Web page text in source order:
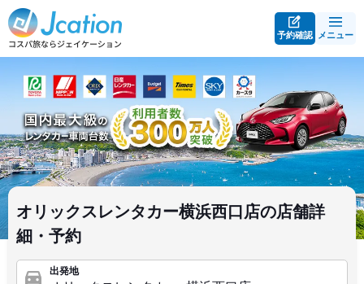
予約確認 メニュー
オリックスレンタカー横浜西口店の店舗詳
細・予約
出発地